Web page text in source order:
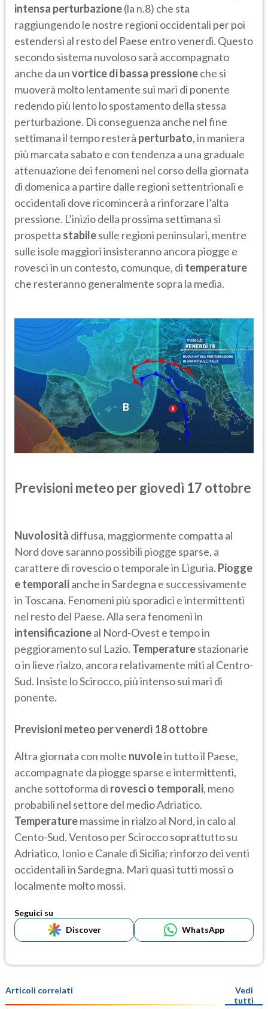
intensa perturbazione(la n.8) che sta
raggiungendo le nostre regioni occidentali per poi
estendersi al resto del Paese entro venerdì. Questo
secondo sistema nuvoloso sarà accompagnato
anche da unvortice di bassa pressioneche si
muoverà molto lentamente sui mari di ponente
redendo più lento lo spostamento della stessa
perturbazione. Di conseguenza anche nel fine
settimana il tempo resterà perturbato, in maniera
più marcata sabato e con tendenza a una graduale
attenuazione dei fenomeni nel corso della giornata
di domenica a partire dalle regioni settentrionali e
occidentali dove ricomincerà a rinforzare l’alta
pressione. L’inizio della prossima settimana si
prospetta stabilesulle regioni peninsulari, mentre
sulle isole maggiori insisteranno ancora piogge e
rovesci in un contesto, comunque, di temperature
che resteranno generalmente sopra la media.
Previsioni meteo per giovedì 17 ottobre
Nuvolosità diffusa, maggiormente compatta al
Nord dove saranno possibili piogge sparse, a
carattere di rovescio o temporale in Liguria. Piogge
e temporalianche in Sardegna e successivamente
in Toscana. Fenomeni più sporadici e intermittenti
nel resto del Paese. Alla sera fenomeni in
intensificazioneal Nord-Ovest e tempo in
peggioramento sul Lazio. Temperaturestazionarie
o in lieve rialzo, ancora relativamente miti al Centro-
Sud. Insiste lo Scirocco, più intenso sui mari di
ponente.
Previsioni meteo per venerdì 18 ottobre
Altra giornata con molte nuvolein tutto il Paese,
accompagnate da piogge sparse e intermittenti,
anche sottoforma di rovesci o temporali, meno
probabili nel settore del medio Adriatico.
Temperaturemassime in rialzo al Nord, in calo al
Cento-Sud. Ventoso per Scirocco soprattutto su
Adriatico, Ionio e Canale di Sicilia; rinforzo dei venti
occidentali in Sardegna. Mari quasi tutti mossi o
localmente molto mossi.
Seguici su
Discover
WhatsApp
Articoli correlati
Vedi
tutti